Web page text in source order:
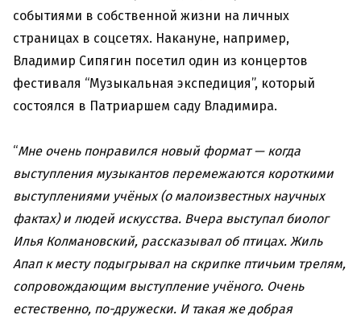
событиями в собственной жизни на личных
страницах в соцсетях. Накануне, например,
Владимир Сипягин посетил один из концертов
фестиваля “Музыкальная экспедиция”, который
состоялся в Патриаршем саду Владимира.
“Мне очень понравился новый формат — когда
выступления музыкантов перемежаются короткими
выступлениями учёных (о малоизвестных научных
фактах) и людей искусства. Вчера выступал биолог
Илья Колмановский, рассказывал об птицах. Жиль
Апап к месту подыгрывал на скрипке птичьим трелям,
сопровождающим выступление учёного. Очень
естественно, по-дружески. И такая же добрая